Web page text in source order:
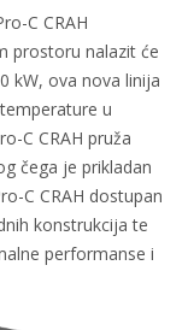
C CRAH
prostoru nalazit će
kW, ova nova linija
u
C CRAH pruža
čega je prikladan
C CRAH dostupan
konstrukcija te
performanse i